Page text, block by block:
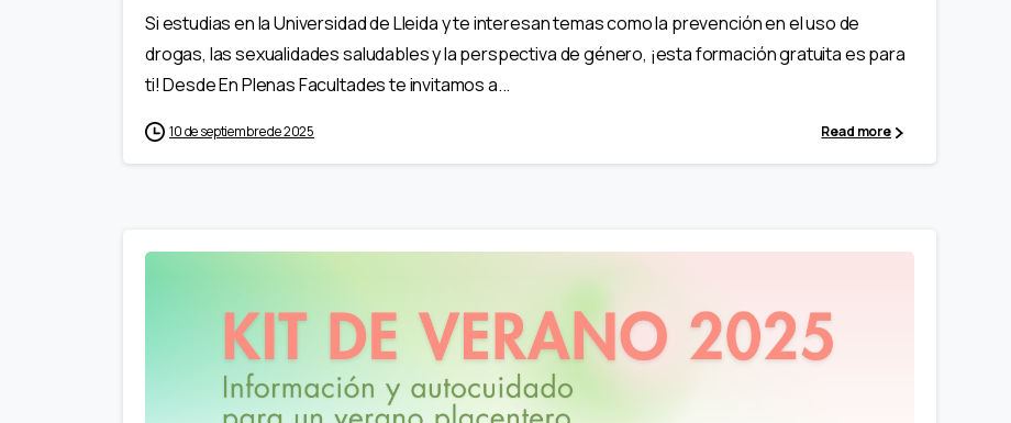
Si estudias en la Universidad de Lleida y te interesan temas como la prevención en el uso de
drogas, las sexualidades saludables y la perspectiva de género, ¡esta formación gratuita es para
ti! Desde En Plenas Facultades te invitamos a...
10 de septiembre de 2025 Read more